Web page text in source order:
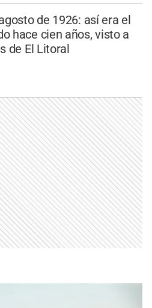
de 1926: así era el
hace cien años, visto a
de El Litoral